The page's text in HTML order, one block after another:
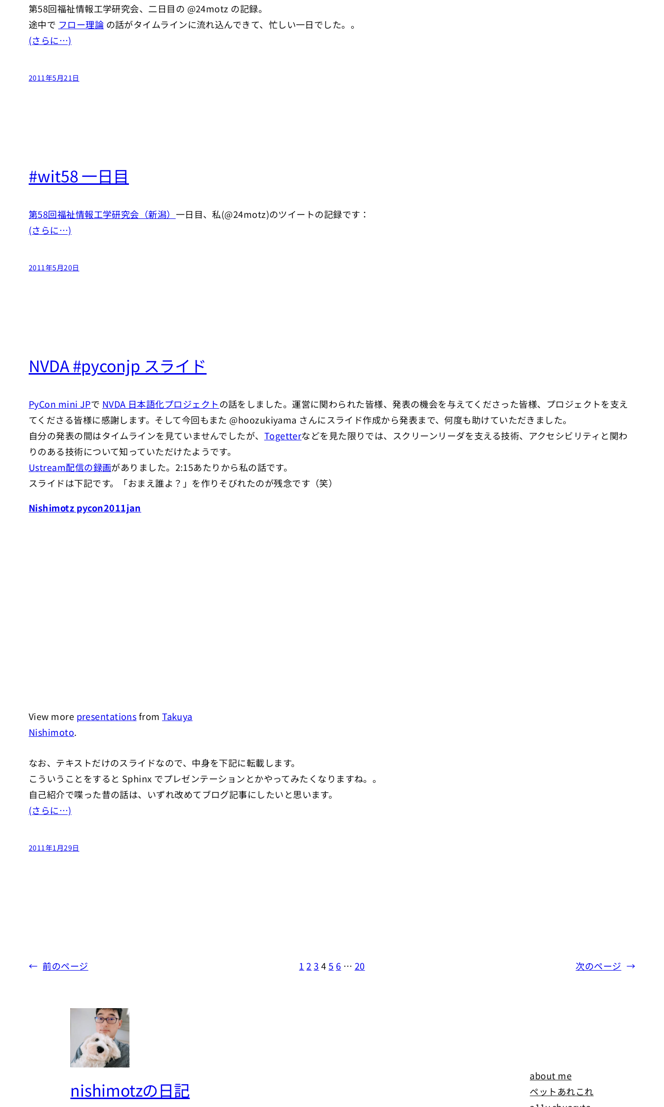
第58回福祉情報工学研究会、二日目の @24motz の記録。
途中で フロー理論 の話がタイムラインに流れ込んできて、忙しい一日でした。。
(さらに…)
2011年5月21日
#wit58 一日目
第58回福祉情報工学研究会（新潟） 一日目、私(@24motz)のツイートの記録です：
(さらに…)
2011年5月20日
NVDA #pyconjp スライド
PyCon mini JPで NVDA 日本語化プロジェクトの話をしました。運営に関わられた皆様、発表の機会を与えてくださった皆様、プロジェクトを支え
てくださる皆様に感謝します。そして今回もまた @hoozukiyama さんにスライド作成から発表まで、何度も助けていただきました。
自分の発表の間はタイムラインを見ていませんでしたが、 Togetterなどを見た限りでは、スクリーンリーダを支える技術、アクセシビリティと関わ
りのある技術について知っていただけたようです。
Ustream配信の録画がありました。2:15あたりから私の話です。
スライドは下記です。「おまえ誰よ？」を作りそびれたのが残念です（笑）
Nishimotz pycon2011jan
View more presentationsfromTakuya
Nishimoto.
なお、テキストだけのスライドなので、中身を下記に転載します。
こういうことをすると Sphinx でプレゼンテーションとかやってみたくなりますね。。
自己紹介で喋った昔の話は、いずれ改めてブログ記事にしたいと思います。
(さらに…)
2011年1月29日
← 前のページ 1 23 45 6 … 20 次のページ →
nishimotzの日記
about me
ペットあれこれ